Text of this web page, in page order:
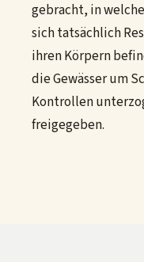
gebracht, in
sich tatsächlich
ihren Körpern
die Gewässer um
Kontrollen
freigegeben.